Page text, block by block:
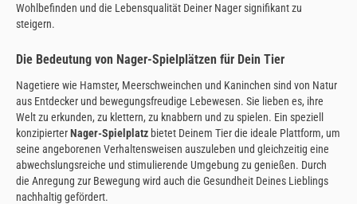
Wohlbefinden und die Lebensqualität Deiner Nager signifikant zu
steigern.
Die Bedeutung von Nager-Spielplätzen für Dein Tier
Nagetiere wie Hamster, Meerschweinchen und Kaninchen sind von Natur
aus Entdecker und bewegungsfreudige Lebewesen. Sie lieben es, ihre
Welt zu erkunden, zu klettern, zu knabbern und zu spielen. Ein speziell
konzipierterNager-Spielplatz bietet Deinem Tier die ideale Plattform, um
seine angeborenen Verhaltensweisen auszuleben und gleichzeitig eine
abwechslungsreiche und stimulierende Umgebung zu genießen. Durch
die Anregung zur Bewegung wird auch die Gesundheit Deines Lieblings
nachhaltig gefördert.